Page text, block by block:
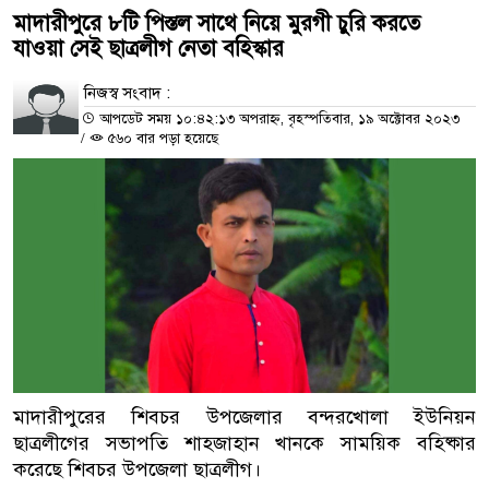
মাদারীপুরে ৮টি পিস্তল সাথে নিয়ে মুরগী চুরি করতে
যাওয়া সেই ছাত্রলীগ নেতা বহিস্কার
নিজস্ব সংবাদ :
আপডেট সময় ১০:৪২:১৩ অপরাহ্ন, বৃহস্পতিবার, ১৯ অক্টোবর ২০২৩
/
৫৬০ বার পড়া হয়েছে
মাদারীপুরের শিবচর উপজেলার বন্দরখোলা ইউনিয়ন
ছাত্রলীগের সভাপতি শাহজাহান খানকে সাময়িক বহিষ্কার
করেছে শিবচর উপজেলা ছাত্রলীগ।